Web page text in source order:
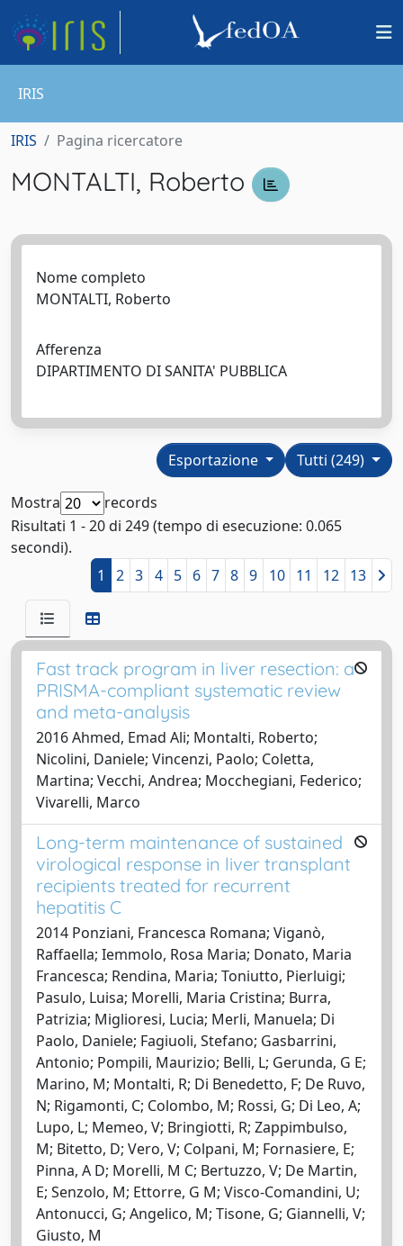
IRIS
IRIS Pagina ricercatore
MONTALTI, Roberto
Nome completo
MONTALTI, Roberto
Afferenza
DIPARTIMENTO DI SANITA' PUBBLICA
Tutti (249)
Esportazione
Mostra
records
Risultati 1 - 20 di 249 (tempo di esecuzione: 0.065
secondi).
1
2 3 4 5 6 7 8 9 10 11 12 13
Fast track program in liver resection: a
PRISMA-compliant systematic review
and meta-analysis
2016 Ahmed, Emad Ali; Montalti, Roberto;
Nicolini, Daniele; Vincenzi, Paolo; Coletta,
Martina; Vecchi, Andrea; Mocchegiani, Federico;
Vivarelli, Marco
Long-term maintenance of sustained
virological response in liver transplant
recipients treated for recurrent
hepatitis C
2014 Ponziani, Francesca Romana; Viganò,
Raffaella; Iemmolo, Rosa Maria; Donato, Maria
Francesca; Rendina, Maria; Toniutto, Pierluigi;
Pasulo, Luisa; Morelli, Maria Cristina; Burra,
Patrizia; Miglioresi, Lucia; Merli, Manuela; Di
Paolo, Daniele; Fagiuoli, Stefano; Gasbarrini,
Antonio; Pompili, Maurizio; Belli, L; Gerunda, G E;
Marino, M; Montalti, R; Di Benedetto, F; De Ruvo,
N; Rigamonti, C; Colombo, M; Rossi, G; Di Leo, A;
Lupo, L; Memeo, V; Bringiotti, R; Zappimbulso,
M; Bitetto, D; Vero, V; Colpani, M; Fornasiere, E;
Pinna, A D; Morelli, M C; Bertuzzo, V; De Martin,
E; Senzolo, M; Ettorre, G M; Visco-Comandini, U;
Antonucci, G; Angelico, M; Tisone, G; Giannelli, V;
Giusto, M